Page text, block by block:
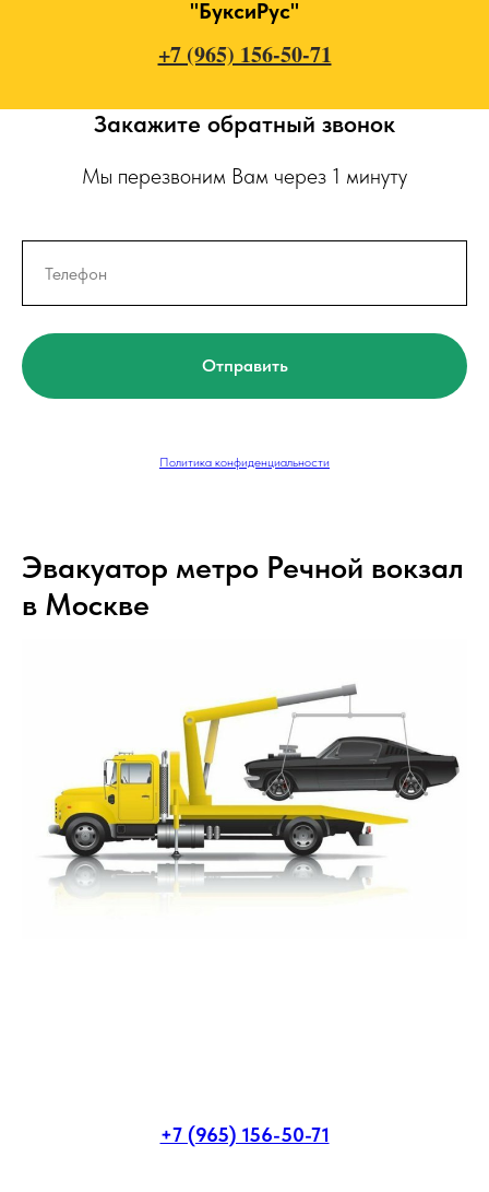
"БуксиРус"
+7 (965) 156-50-71
Закажите обратный звонок
Мы перезвоним Вам через 1 минуту
Отправить
Политика конфиденциальности
Эвакуатор метро Речной вокзал
в Москве
+7 (965) 156-50-71